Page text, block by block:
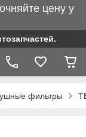
цену у
фильтры